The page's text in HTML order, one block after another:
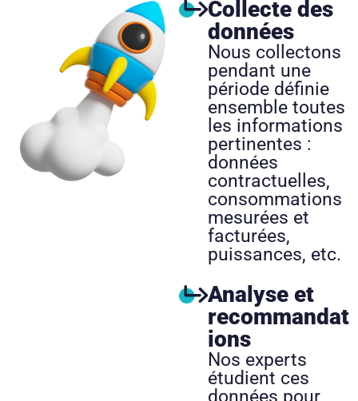
Collecte des
données
Nous collectons
pendant une
période définie
ensemble toutes
les informations
pertinentes :
données
contractuelles,
consommations
mesurées et
facturées,
puissances, etc.
Analyse et
recommandat
ions
Nos experts
étudient ces